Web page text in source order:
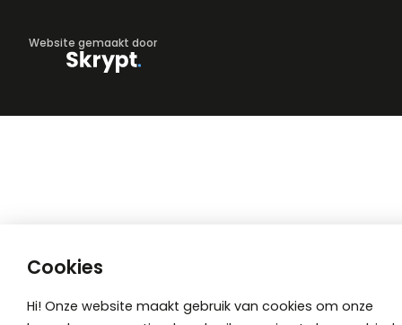
Website gemaakt door
Cookies
Hi! Onze website maakt gebruik van cookies om onze